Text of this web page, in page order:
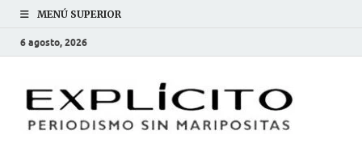
MENÚ SUPERIOR
6 agosto, 2026